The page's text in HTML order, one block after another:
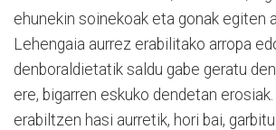
ehunekin soinekoak eta gonak egiten
Lehengaia aurrez erabilitako arropa
denboraldietatik saldu gabe geratu
ere, bigarren eskuko dendetan
erabiltzen hasi aurretik, hori bai,